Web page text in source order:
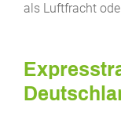
als Luftfracht